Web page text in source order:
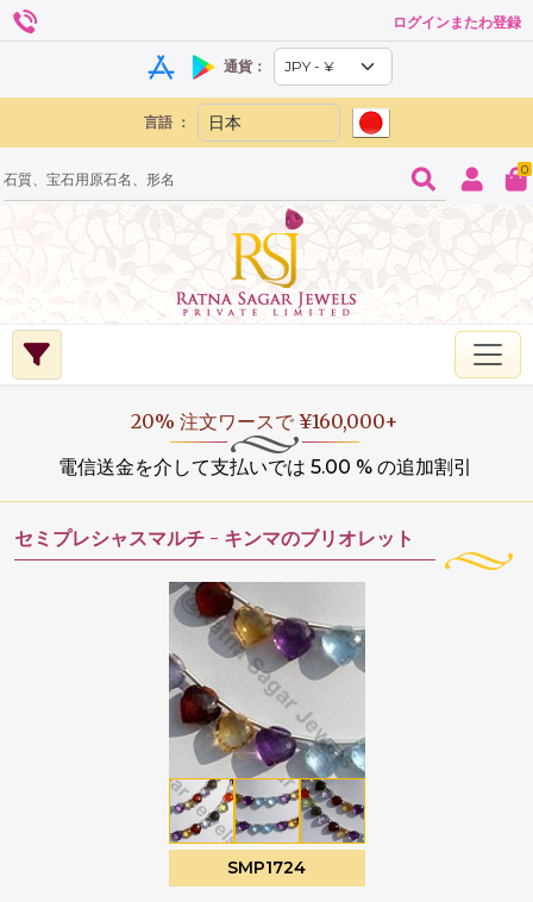
ログインまたわ登録
通貨：
言語 ：
0
20% 注文ワースで ¥160,000+
電信送金を介して支払いでは 5.00 % の追加割引
セミプレシャスマルチ - キンマのブリオレット
SMP1724